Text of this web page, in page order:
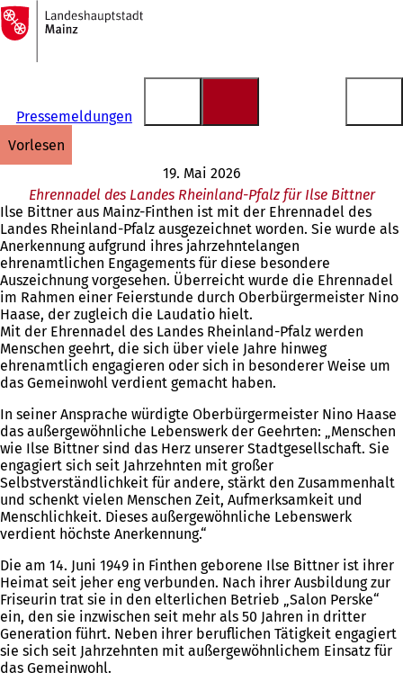
Inhalt anspringen
Zur
Startseite
Pressemeldungen
vorlesen
19. Mai 2026
Ehrennadel des Landes Rheinland-Pfalz für Ilse Bittner
Ilse Bittner aus Mainz-Finthen ist mit der Ehrennadel des
Landes Rheinland-Pfalz ausgezeichnet worden. Sie wurde als
Anerkennung aufgrund ihres jahrzehntelangen
ehrenamtlichen Engagements für diese besondere
Auszeichnung vorgesehen. Überreicht wurde die Ehrennadel
im Rahmen einer Feierstunde durch Oberbürgermeister Nino
Haase, der zugleich die Laudatio hielt.
Mit der Ehrennadel des Landes Rheinland-Pfalz werden
Menschen geehrt, die sich über viele Jahre hinweg
ehrenamtlich engagieren oder sich in besonderer Weise um
das Gemeinwohl verdient gemacht haben.
In seiner Ansprache würdigte Oberbürgermeister Nino Haase
das außergewöhnliche Lebenswerk der Geehrten: „Menschen
wie Ilse Bittner sind das Herz unserer Stadtgesellschaft. Sie
engagiert sich seit Jahrzehnten mit großer
Selbstverständlichkeit für andere, stärkt den Zusammenhalt
und schenkt vielen Menschen Zeit, Aufmerksamkeit und
Menschlichkeit. Dieses außergewöhnliche Lebenswerk
verdient höchste Anerkennung.“
Die am 14. Juni 1949 in Finthen geborene Ilse Bittner ist ihrer
Heimat seit jeher eng verbunden. Nach ihrer Ausbildung zur
Friseurin trat sie in den elterlichen Betrieb „Salon Perske“
ein, den sie inzwischen seit mehr als 50 Jahren in dritter
Generation führt. Neben ihrer beruflichen Tätigkeit engagiert
sie sich seit Jahrzehnten mit außergewöhnlichem Einsatz für
das Gemeinwohl.